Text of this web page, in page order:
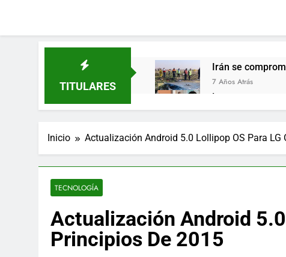
TITULARES
Irán se
7 Años Atrás
Lo que se
7 Años Atrás
7 Años Atrás
El famoso chef
Cápsulas Ultra
Más
7 Años Atrás
Inicio Actualización Android 5.0 Lollipop OS Para LG
TECNOLOGÍA
Actualización Android
Principios De 2015